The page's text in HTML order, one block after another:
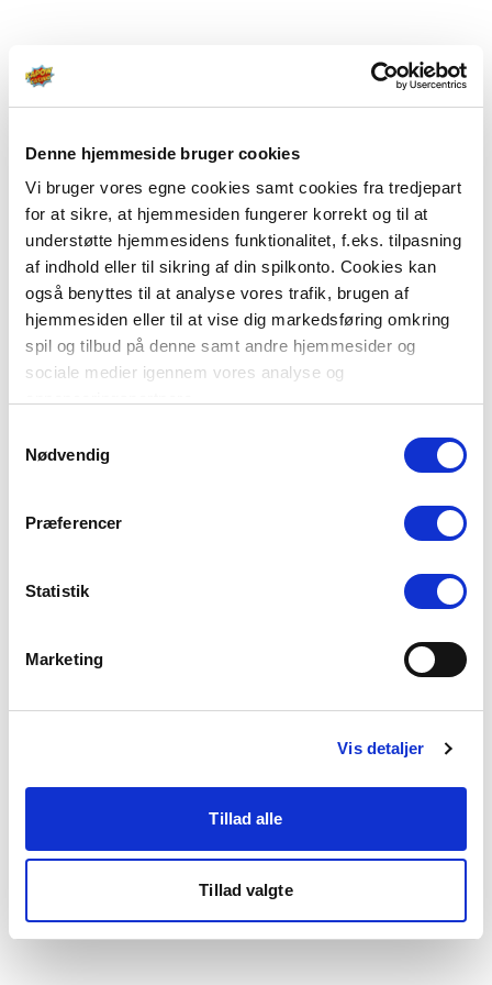
Denne hjemmeside bruger cookies
Vi bruger vores egne cookies samt cookies fra tredjepart
for at sikre, at hjemmesiden fungerer korrekt og til at
understøtte hjemmesidens funktionalitet, f.eks. tilpasning
af indhold eller til sikring af din spilkonto. Cookies kan
også benyttes til at analyse vores trafik, brugen af
hjemmesiden eller til at vise dig markedsføring omkring
spil og tilbud på denne samt andre hjemmesider og
sociale medier igennem vores analyse og
Du kan læse mere om vores brug af cookies under
"Detaljer" eller ved at klikke videre til vores Cookiepolitik,
Nødvendig
Præferencer
Statistik
Marketing
Vis detaljer
Tillad alle
Tillad valgte